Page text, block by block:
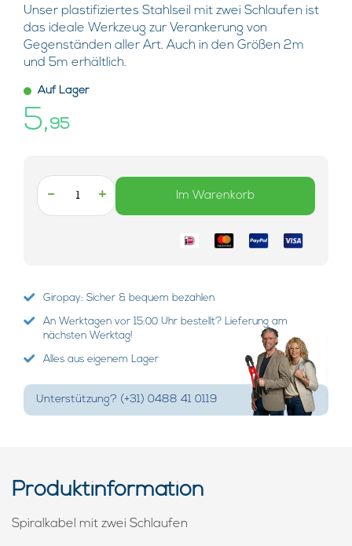
Unser plastifiziertes Stahlseil mit zwei Schlaufen ist
das ideale Werkzeug zur Verankerung von
Gegenständen aller Art. Auch in den Größen 2m
und 5m erhältlich.
Auf Lager
5,95
- + Im Warenkorb
Giropay: Sicher & bequem bezahlen
An Werktagen vor 15:00 Uhr bestellt? Lieferung am
nächsten Werktag!
Alles aus eigenem Lager
Unterstützung? (+31) 0488 41 0119
Produktinformation
Spiralkabel mit zwei Schlaufen